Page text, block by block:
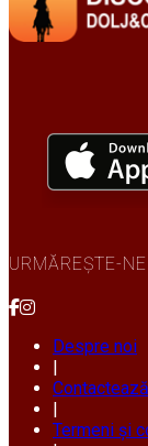
URMĂREȘTE-
Despre noi
Termeni și